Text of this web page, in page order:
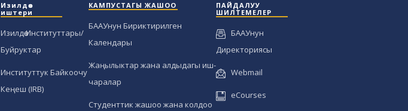
Изилдөө
иштери
Изилдөө Институттары/
Буйруктар
Институттук Байкоочу
Кеңеш (IRB)
КАМПУСТАГЫ ЖАШОО
БААУнун Бириктирилген
Календары
Жаңылыктар жана алдыдагы иш-
чаралар
Студенттик жашоо жана колдоо
ПАЙДАЛУУ
ШИЛТЕМЕЛЕР
БААУнун
Директориясы
Webmail
eCourses